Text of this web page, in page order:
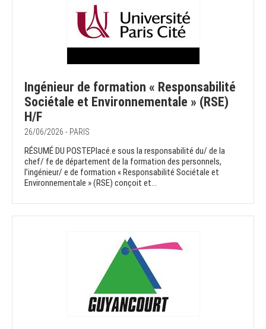
Ingénieur de formation « Responsabilité
Sociétale et Environnementale » (RSE)
H/F
26/06/2026 - PARIS
RÉSUMÉ DU POSTEPlacé.e sous la responsabilité du/ de la
chef/ fe de département de la formation des personnels,
l’ingénieur/ e de formation « Responsabilité Sociétale et
Environnementale » (RSE) conçoit et...